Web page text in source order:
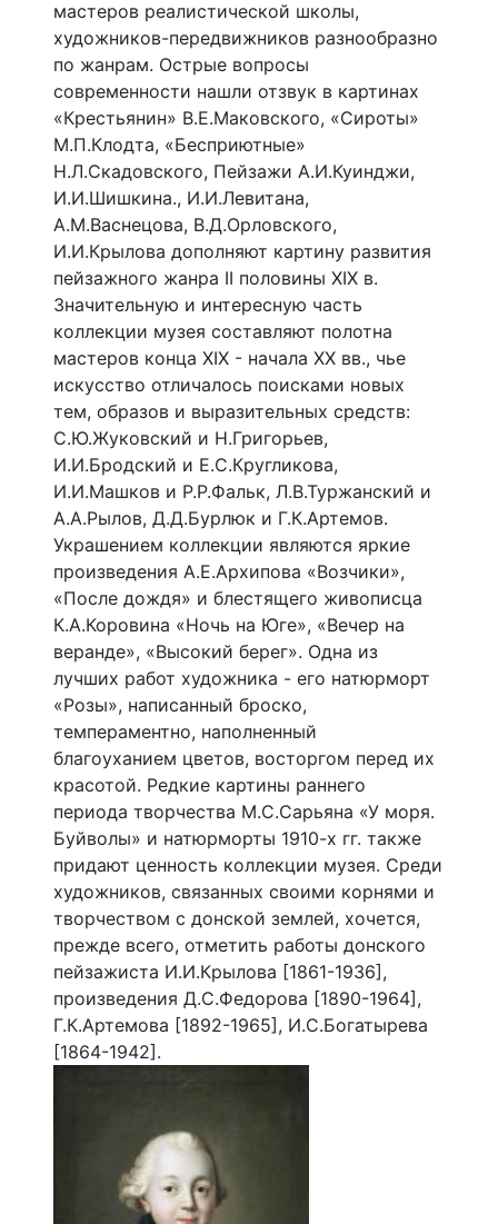
мастеров реалистической школы,
художников-передвижников разнообразно
по жанрам. Острые вопросы
современности нашли отзвук в картинах
«Крестьянин» В.Е.Маковского, «Сироты»
М.П.Клодта, «Бесприютные»
Н.Л.Скадовского, Пейзажи А.И.Куинджи,
И.И.Шишкина., И.И.Левитана,
А.М.Васнецова, В.Д.Орловского,
И.И.Крылова дополняют картину развития
пейзажного жанра II половины XIX в.
Значительную и интересную часть
коллекции музея составляют полотна
мастеров конца XIX - начала XX вв., чье
искусство отличалось поисками новых
тем, образов и выразительных средств:
С.Ю.Жуковский и Н.Григорьев,
И.И.Бродский и Е.С.Кругликова,
И.И.Машков и Р.Р.Фальк, Л.В.Туржанский и
А.А.Рылов, Д.Д.Бурлюк и Г.К.Артемов.
Украшением коллекции являются яркие
произведения А.Е.Архипова «Возчики»,
«После дождя» и блестящего живописца
К.А.Коровина «Ночь на Юге», «Вечер на
веранде», «Высокий берег». Одна из
лучших работ художника - его натюрморт
«Розы», написанный броско,
темпераментно, наполненный
благоуханием цветов, восторгом перед их
красотой. Редкие картины раннего
периода творчества М.С.Сарьяна «У моря.
Буйволы» и натюрморты 1910-х гг. также
придают ценность коллекции музея. Среди
художников, связанных своими корнями и
творчеством с донской землей, хочется,
прежде всего, отметить работы донского
пейзажиста И.И.Крылова [1861-1936],
произведения Д.С.Федорова [1890-1964],
Г.К.Артемова [1892-1965], И.С.Богатырева
[1864-1942].